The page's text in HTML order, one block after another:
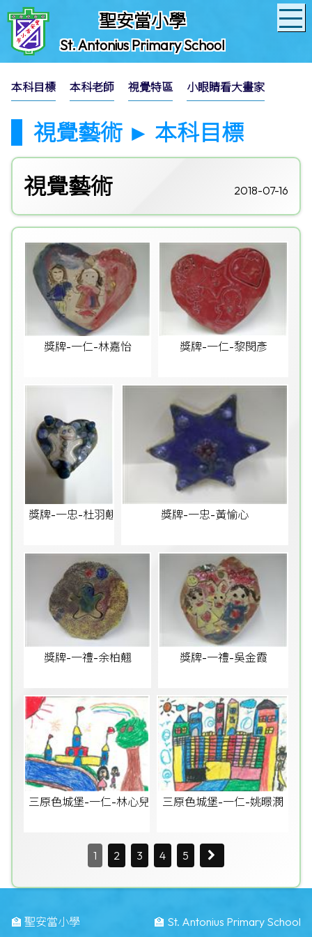
聖安當小學
St. Antonius Primary School
本科目標 本科老師 視覺特區 小眼睛看大畫家
視覺藝術 ► 本科目標
視覺藝術
2018-07-16
獎牌-一仁-林嘉怡 獎牌-一仁-黎閔彥
獎牌-一忠-杜羽翹 獎牌-一忠-黃愉心
獎牌-一禮-余柏翹 獎牌-一禮-吳金霞
三原色城堡-一仁-林心兒 三原色城堡-一仁-姚暻潣
1 2 3 4 5
🏫 聖安當小學 🏫 St. Antonius Primary School